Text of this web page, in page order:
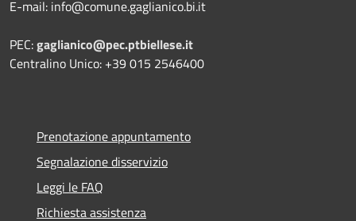
E-mail: info@comune.gaglianico.bi.it
PEC:gaglianico@pec.ptbiellese.it
Centralino Unico: +39 015 2546400
Prenotazione appuntamento
Segnalazione disservizio
Leggi le FAQ
Richiesta assistenza